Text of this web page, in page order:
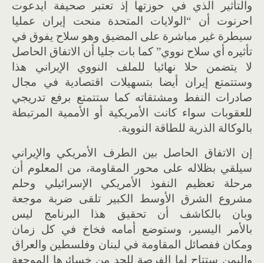
والتأثير الذي في حوزتها إذ تعتبر صحيفة ايدعوت
احرنوت أن “الولايات المتحدة منحت إيران عمليا
سيطرة غير مباشرة على المضيق وهو سلاح يفوق في
تأثيره أي سلاح نووي” كما بات جليا أن الاتفاق الحاصل
لا يتضمن حلا نهائيا للملف النووي الإيراني هذا
وستتمتع إيران أيضا بتسهيلات اقتصادية في مجال
صادرات النفط ومشتقاته كما ستتمتع برفع تدريجي
للعقوبات سواء كانت الأمريكية أو الأممية المرتبطة
بالوكالة الذرية للطاقة النووية.
إن الاتفاق الحاصل بين الطرف الأمريكي والإيراني
سيلقي بظلاله على محور المقاومة، من المعلوم أن
مرحلة تعظيم النفوذ الأمريكي الإسرائيلي وحلم
مشروع الشرق الأوسط الكبير تلقى ضربة موجعة
وبان بالكاشف أن تحقيق هذا البرنامج ليس
بالأمر اليسير، وستوضع أمامه فخاخ في كل زمان
ومكان ففصائل المقاومة في لبنان وفلسطين والعراق
واليمن ستتاح لها الفرصة للحد من خسائرها الموجعة